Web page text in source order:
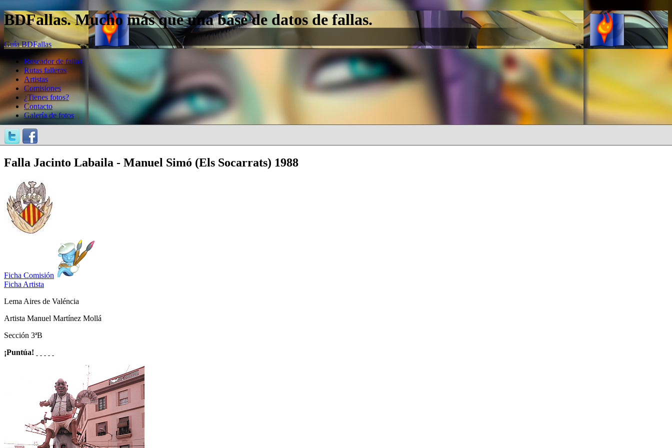
BDFallas. Mucho más que una base de datos de fallas.
Guía BDFallas
Buscador de fallas
Rutas falleras
Artistas
Comisiones
¿Tienes fotos?
Contacto
Galería de fotos
Falla Jacinto Labaila - Manuel Simó (Els Socarrats) 1988
Ficha Comisión
Ficha Artista
Lema Aires de Valéncia
Artista Manuel Martínez Mollá
Sección 3ªB
¡Puntúa!